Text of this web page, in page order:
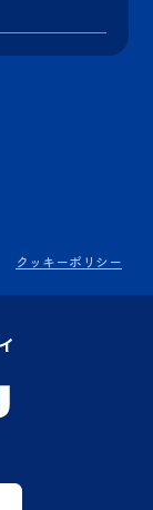
クッキーポリシー